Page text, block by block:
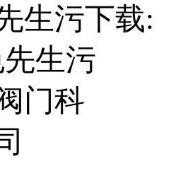
生污下载: